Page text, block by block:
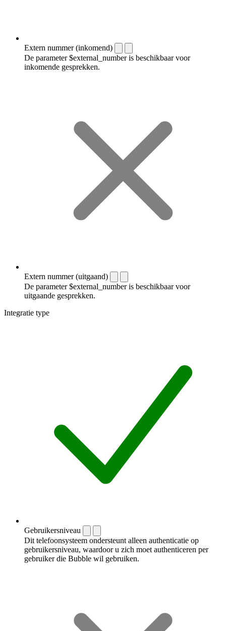
Extern nummer (inkomend)
De parameter $external_number is beschikbaar voor
inkomende gesprekken.
Extern nummer (uitgaand)
De parameter $external_number is beschikbaar voor
uitgaande gesprekken.
Integratie type
Gebruikersniveau
Dit telefoonsysteem ondersteunt alleen authenticatie op
gebruikersniveau, waardoor u zich moet authenticeren per
gebruiker die Bubble wil gebruiken.